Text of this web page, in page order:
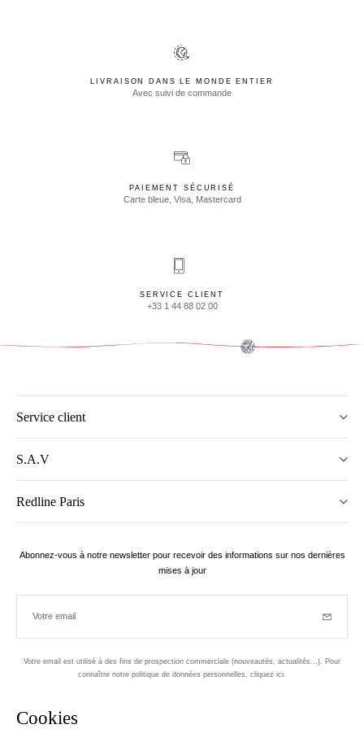
Cookies
LIVRAISON DANS LE MONDE ENTIER
Avec suivi de commande
PAIEMENT SÉCURISÉ
Carte bleue, Visa, Mastercard
SERVICE CLIENT
+33 1 44 88 02 00
Service client
S.A.V
Redline Paris
Abonnez-vous à notre newsletter pour recevoir des informations sur nos dernières
mises à jour
Votre email
Votre email est utilisé à des fins de prospection commerciale (nouveautés, actualités...). Pour
connaître notre politique de données personnelles, cliquez ici